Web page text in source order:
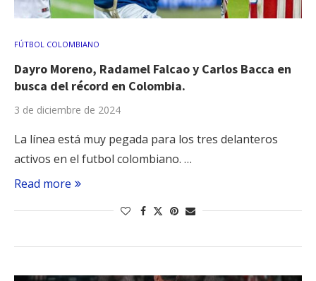
FÚTBOL COLOMBIANO
Dayro Moreno, Radamel Falcao y Carlos Bacca en
busca del récord en Colombia.
3 de diciembre de 2024
La línea está muy pegada para los tres delanteros
activos en el futbol colombiano. …
Read more